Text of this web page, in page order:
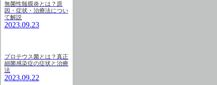
無菌性髄膜炎とは？原
因・症状・治療法につい
て解説
2023.09.23
プロテウス菌とは？真正
細菌感染症の症状と治療
法
2023.09.22